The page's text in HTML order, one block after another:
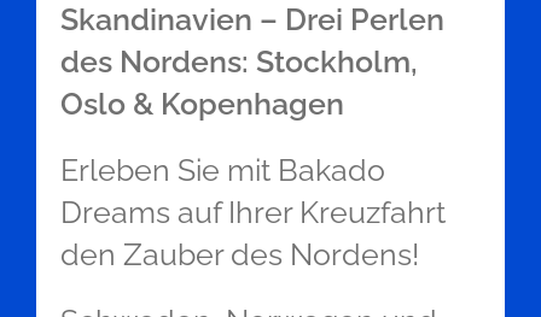
Skandinavien – Drei Perlen
des Nordens: Stockholm,
Oslo & Kopenhagen
Erleben Sie mit Bakado
Dreams auf Ihrer Kreuzfahrt
den Zauber des Nordens!